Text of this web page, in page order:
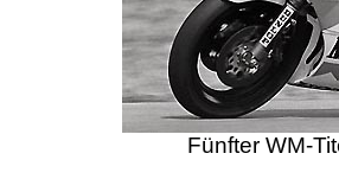
Fünfter WM-